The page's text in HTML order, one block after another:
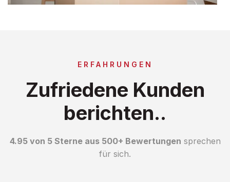
ERFAHRUNGEN
Zufriedene Kunden
berichten..
4.95 von 5 Sterne aus 500+ Bewertungen sprechen
für sich.